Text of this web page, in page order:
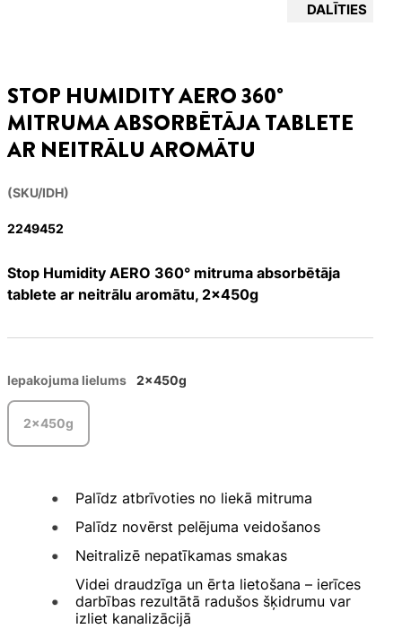
DALĪTIES
STOP HUMIDITY AERO 360°
MITRUMA ABSORBĒTĀJA TABLETE
AR NEITRĀLU AROMĀTU
(SKU/IDH)
2249452
Stop Humidity AERO 360° mitruma absorbētāja
tablete ar neitrālu aromātu, 2x450g
Iepakojuma lielums 2x450g
2x450g
Palīdz atbrīvoties no liekā mitruma
Palīdz novērst pelējuma veidošanos
Neitralizē nepatīkamas smakas
Videi draudzīga un ērta lietošana – ierīces
darbības rezultātā radušos šķidrumu var
izliet kanalizācijā